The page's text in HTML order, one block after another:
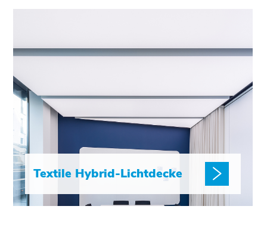
Textile Hybrid-Lichtdecke